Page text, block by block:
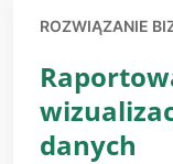
ROZWIĄZANIE
danych